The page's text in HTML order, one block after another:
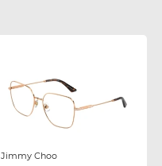
Jimmy Choo